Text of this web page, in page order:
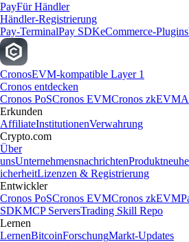
PayFür Händler
Händler-Registrierung
Pay-TerminalPay SDKeCommerce-Plugins
CronosEVM-kompatible Layer 1
Cronos entdecken
Cronos PoSCronos EVMCronos zkEVM
Erkunden
AffiliateInstitutionenVerwahrung
Crypto.com
Über
unsUnternehmensnachrichten
icherheitLizenzen & Registrierung
Entwickler
Cronos PoSCronos EVMCronos zkEVM
SDKMCP ServersTrading Skill Repo
Lernen
LernenBitcoinForschungMarkt-Updates